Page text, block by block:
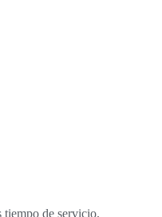
tiempo de servicio.